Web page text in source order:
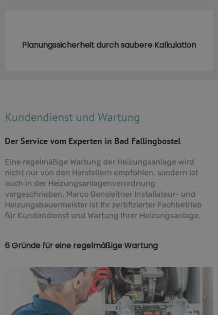
Planungssicherheit durch saubere Kalkulation
Kundendienst und Wartung
Der Service vom Experten in Bad Fallingbostel
Eine regelmäßige Wartung der Heizungsanlage wird
nicht nur von den Herstellern empfohlen, sondern ist
auch in der Heizungsanlagenverordnung
vorgeschrieben. Marco Gensleitner Installateur- und
Heizungsbauermeister ist Ihr zertifizierter Fachbetrieb
für Kundendienst und Wartung Ihrer Heizungsanlage.
6 Gründe für eine regelmäßige Wartung